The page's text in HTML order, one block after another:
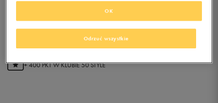
LACOSTE RENE SLEEK SLIP
79,99złz Vat
+ 400 PKT WKLUBIE 50 STYLE
Odrzuć wszystkie
OK